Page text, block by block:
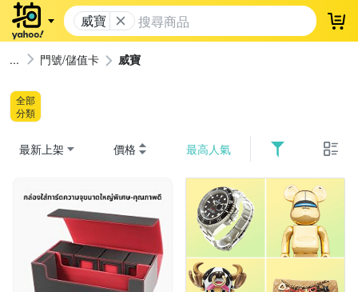
威寶 登
門號/儲值卡 威寶
全部
分類
最新上架 價格 最高人氣